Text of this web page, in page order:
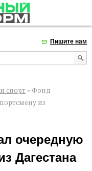
Пишите нам
спорт » Фонд
из
очередную
Дагестана